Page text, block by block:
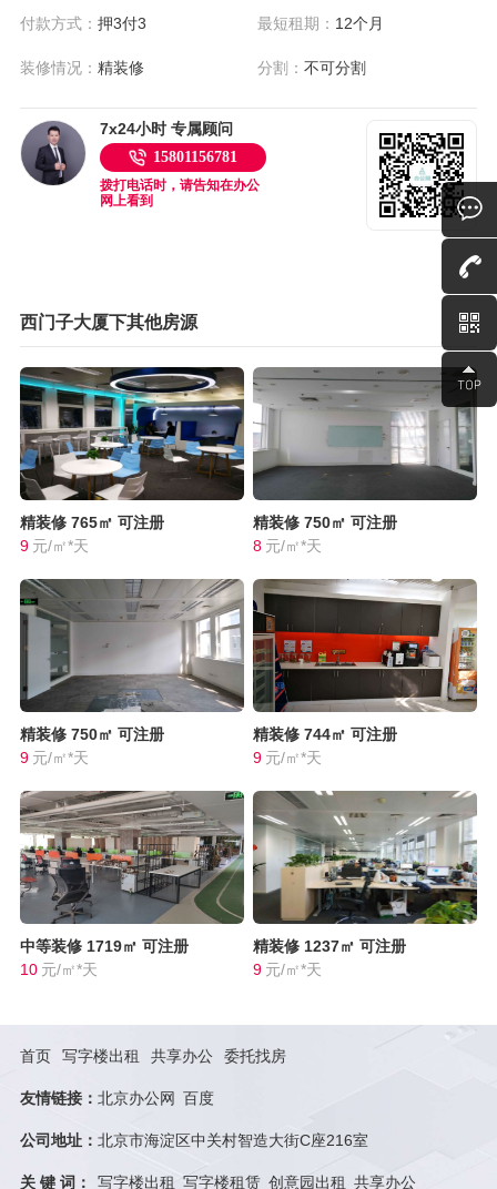
付款方式： 押3付3 最短租期： 12个月
装修情况： 精装修 分割：不可分割
7x24小时 专属顾问
15801156781
拨打电话时，请告知在办公
网上看到
西门子大厦下其他房源
精装修 765㎡ 可注册
9 元/㎡*天
精装修 750㎡ 可注册
8 元/㎡*天
精装修 750㎡ 可注册
9 元/㎡*天
精装修 744㎡ 可注册
9 元/㎡*天
中等装修 1719㎡ 可注册
10 元/㎡*天
精装修 1237㎡ 可注册
9 元/㎡*天
首页 写字楼出租 共享办公 委托找房
友情链接： 北京办公网 百度
公司地址： 北京市海淀区中关村智造大街C座216室
关 键 词： 写字楼出租 写字楼租赁 创意园出租 共享办公